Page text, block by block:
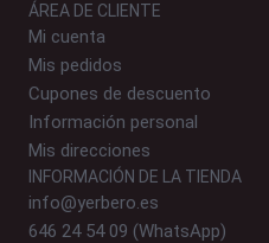
ÁREA DE CLIENTE
Mi cuenta
Mis pedidos
Cupones de descuento
Información personal
Mis direcciones
INFORMACIÓN DE LA TIENDA
info@yerbero.es
646 24 54 09 (WhatsApp)